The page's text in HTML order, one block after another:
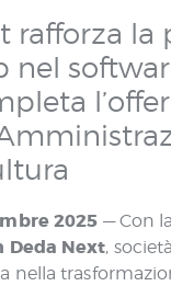
rafforza la
nel
2025 — Con
Deda Next,
nella